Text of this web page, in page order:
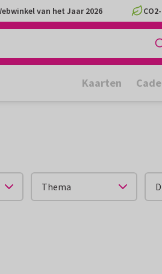
van het Jaar 2026
Kaarten
Thema